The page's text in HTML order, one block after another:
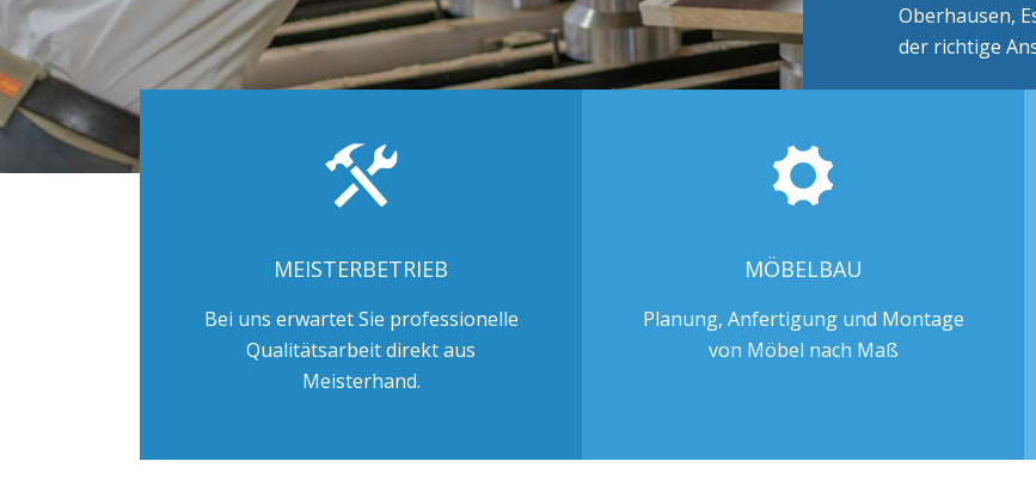
Oberhausen,
der richtige
MEISTERBETRIEB
Bei uns erwartet Sie professionelle
Qualitätsarbeit direkt aus
Meisterhand.
MÖBELBAU
Planung, Anfertigung und Montage
von Möbel nach Maß